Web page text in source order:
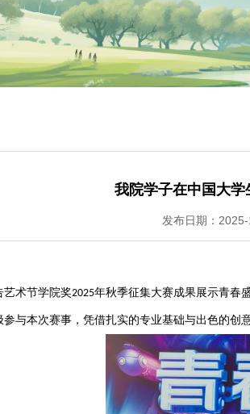
我院学子在中国大
发布日期：
艺术节学院奖2025年秋季征集大赛成果展示青春
与本次赛事，凭借扎实的专业基础与出色的创